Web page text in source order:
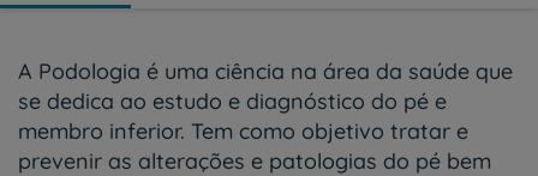
Para profissionais
Contacte-nos
PT EN
A Podologia é uma ciência na área da saúde que
se dedica ao estudo e diagnóstico do pé e
membro inferior. Tem como objetivo tratar e
prevenir as alterações e patologias do pé bem